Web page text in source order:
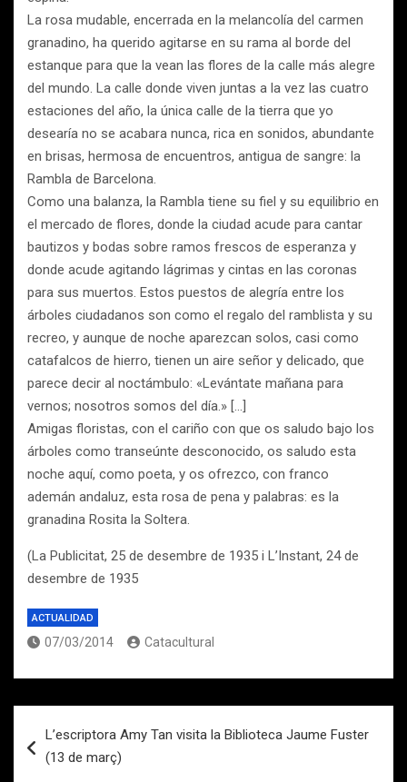
La rosa mudable, encerrada en la melancolía del carmen
granadino, ha querido agitarse en su rama al borde del
estanque para que la vean las flores de la calle más alegre
del mundo. La calle donde viven juntas a la vez las cuatro
estaciones del año, la única calle de la tierra que yo
desearía no se acabara nunca, rica en sonidos, abundante
en brisas, hermosa de encuentros, antigua de sangre: la
Rambla de Barcelona.
Como una balanza, la Rambla tiene su fiel y su equilibrio en
el mercado de flores, donde la ciudad acude para cantar
bautizos y bodas sobre ramos frescos de esperanza y
donde acude agitando lágrimas y cintas en las coronas
para sus muertos. Estos puestos de alegría entre los
árboles ciudadanos son como el regalo del ramblista y su
recreo, y aunque de noche aparezcan solos, casi como
catafalcos de hierro, tienen un aire señor y delicado, que
parece decir al noctámbulo: «Levántate mañana para
vernos; nosotros somos del día.» […]
Amigas floristas, con el cariño con que os saludo bajo los
árboles como transeúnte desconocido, os saludo esta
noche aquí, como poeta, y os ofrezco, con franco
ademán andaluz, esta rosa de pena y palabras: es la
granadina Rosita la Soltera.
(La Publicitat, 25 de desembre de 1935 i L’Instant, 24 de
desembre de 1935
ACTUALIDAD
07/03/2014 Catacultural
de
L’escriptora Amy Tan visita la Biblioteca Jaume Fuster
(13 de març)